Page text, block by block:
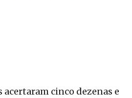
acertaram cinco dezenas e